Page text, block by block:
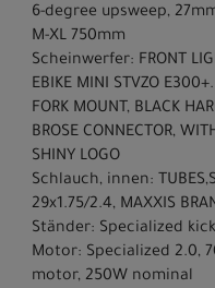
6-degree upsweep,
M-XL 750mm
Scheinwerfer: FRONT
EBIKE MINI STVZO
FORK MOUNT, BLACK
BROSE CONNECTOR,
SHINY LOGO
Schlauch, innen:
29x1.75/2.4, MAXXIS
Ständer: Specialized
Motor: Specialized 2.0,
motor, 250W nominal